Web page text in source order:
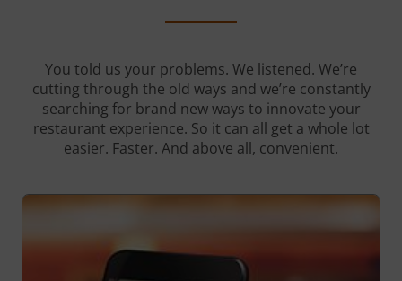
You told us your problems. We listened. We’re
cutting through the old ways and we’re constantly
searching for brand new ways to innovate your
restaurant experience. So it can all get a whole lot
easier. Faster. And above all, convenient.